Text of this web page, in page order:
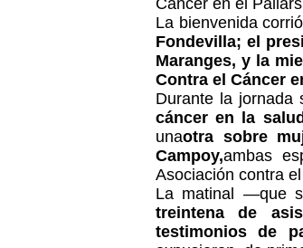
La bienvenida
Fondevilla; el
Maranges, y la
Contra el Cáncer
Durante la jornada
cáncer en la
unaotra sobre
Campoy,ambas
Asociación contra
La matinal —que
treintena de
testimonios de